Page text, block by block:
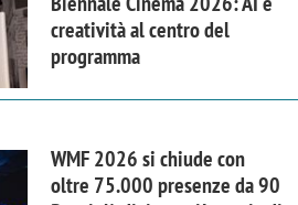
creatività al centro del
programma
WMF 2026 si chiude con
oltre 75.000 presenze da 90